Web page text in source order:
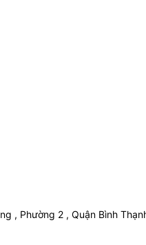
, Phường 2 , Quận Bình